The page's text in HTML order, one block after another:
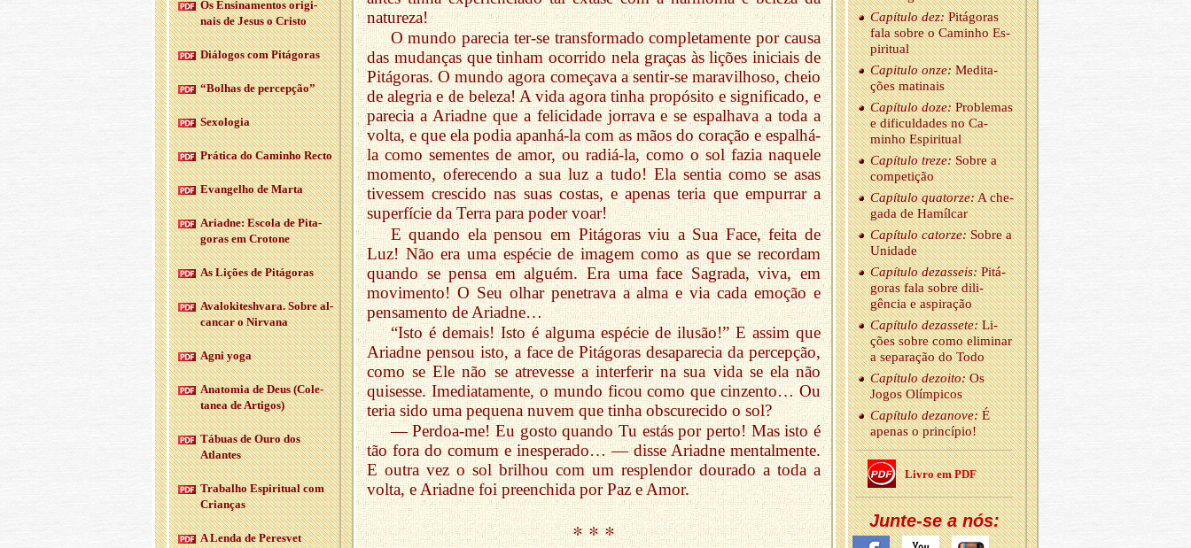
natureza!
O mundo parecia ter-se transformado completamente por causa
das mudanças que tinham ocorrido nela graças às lições iniciais de
Pitágoras. O mundo agora começava a sentir-se maravilhoso, cheio
de alegria e de beleza! A vida agora tinha propósito e significado, e
parecia a Ariadne que a felicidade jorrava e se espalhava a toda a
volta, e que ela podia apanhá-la com as mãos do coração e espalhá-
la como sementes de amor, ou radiá-la, como o sol fazia naquele
momento, oferecendo a sua luz a tudo! Ela sentia como se asas
tivessem crescido nas suas costas, e apenas teria que empurrar a
superfície da Terra para poder voar!
E quando ela pensou em Pitágoras viu a Sua Face, feita de
Luz! Não era uma espécie de imagem como as que se recordam
quando se pensa em alguém. Era uma face Sagrada, viva, em
movimento! O Seu olhar penetrava a alma e via cada emoção e
pensamento de Ariadne…
“Isto é demais! Isto é alguma espécie de ilusão!” E assim que
Ariadne pensou isto, a face de Pitágoras desaparecia da percepção,
como se Ele não se atrevesse a interferir na sua vida se ela não
quisesse. Imediatamente, o mundo ficou como que cinzento… Ou
teria sido uma pequena nuvem que tinha obscurecido o sol?
— Perdoa-me! Eu gosto quando Tu estás por perto! Mas isto é
tão fora do comum e inesperado… — disse Ariadne mentalmente.
E outra vez o sol brilhou com um resplendor dourado a toda a
volta, e Ariadne foi preenchida por Paz e Amor.
* * *
Ca­pí­tulo dez:Pi­tá­goras
fala sobre o Ca­minho Es­
pi­ri­tual
Ca­pi­tulo onze:Me­di­ta­
ções ma­ti­nais
Ca­pí­tulo doze:Pro­blemas
e di­fi­cul­dades no Ca­
minho Es­pi­ri­tual
Ca­pí­tulo treze:Sobre a
com­pe­tição
Ca­pí­tulo qua­torze:A che­
gada de Ha­mílcar
Ca­pí­tulo ca­torze:Sobre a
Uni­dade
Ca­pí­tulo de­zas­seis:Pi­tá­
goras fala sobre di­li­
gência e as­pi­ração
Ca­pí­tulo de­zas­sete:Li­
ções sobre como eli­minar
a se­pa­ração do Todo
Ca­pí­tulo de­zoito:Os
Jogos Olím­picos
Ca­pí­tulo de­za­nove:É
apenas o prin­cípio!
Livro em PDF
Junte-se a nós:
Os En­si­na­mentos ori­gi­
nais de Jesus o Cristo
Diá­logos com Pi­tá­goras
“Bo­lhas de per­cepção”
Se­xo­logia
Prá­tica do Ca­minho Recto
Evan­gelho de Marta
Ari­adne: Es­cola de Pi­ta­
goras em Cro­tone
As Li­ções de Pi­tá­goras
Ava­lo­ki­tesh­vara. Sobre al­
cancar o Nir­vana
Agni yoga
Ana­tomia de Deus (Co­le­
tanea de Ar­tigos)
Tá­buas de Ouro dos
Atlantes
Tra­balho Es­pi­ri­tual com
Cri­anças
A Lenda de Pe­resvet